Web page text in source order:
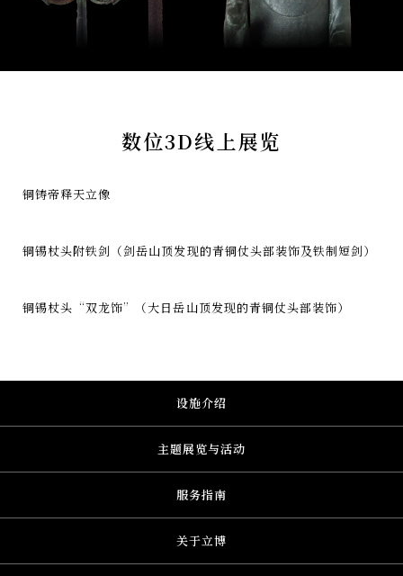
数位3D线上展览
铜铸帝释天立像
铜锡杖头附铁剑（剑岳山顶发现的青铜仗头部装饰及铁制短剑）
铜锡杖头“双龙饰”（大日岳山顶发现的青铜仗头部装饰）
设施介绍
主题展览与活动
服务指南
关于立博